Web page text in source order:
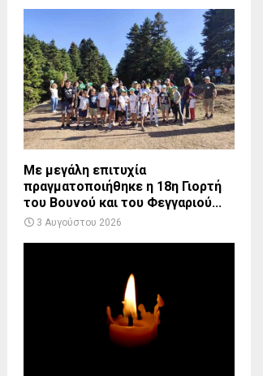
Με μεγάλη επιτυχία
πραγματοποιήθηκε η 18η Γιορτή
του Βουνού και του Φεγγαριού...
3 Αυγούστου 2026